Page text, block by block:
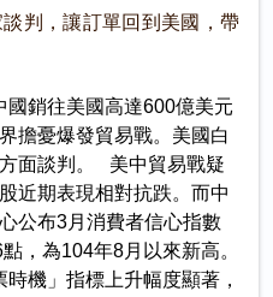
判，讓訂單回到美國，帶
銷往美國高達600億美元
擔憂爆發貿易戰。美國白
面談判。 美中貿易戰疑
近期表現相對抗跌。而中
公布3月消費者信心指數
，為104年8月以來新高。
機」指標上升幅度顯著，